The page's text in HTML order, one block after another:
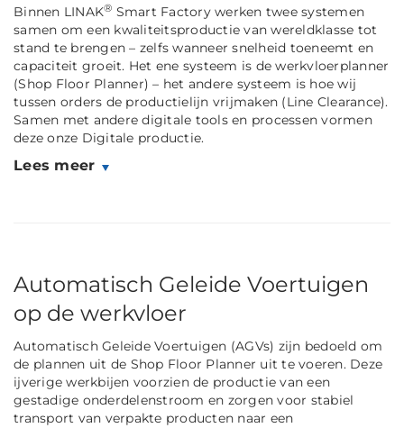
Binnen LINAK® Smart Factory werken twee systemen
samen om een kwaliteitsproductie van wereldklasse tot
stand te brengen – zelfs wanneer snelheid toeneemt en
capaciteit groeit. Het ene systeem is de werkvloerplanner
(Shop Floor Planner) – het andere systeem is hoe wij
tussen orders de productielijn vrijmaken (Line Clearance).
Samen met andere digitale tools en processen vormen
deze onze Digitale productie.
Lees meer
Automatisch Geleide Voertuigen
op de werkvloer
Automatisch Geleide Voertuigen (AGVs) zijn bedoeld om
de plannen uit de Shop Floor Planner uit te voeren. Deze
ijverige werkbijen voorzien de productie van een
gestadige onderdelenstroom en zorgen voor stabiel
transport van verpakte producten naar een